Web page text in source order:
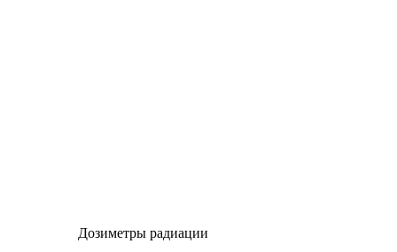
Дозиметры радиации